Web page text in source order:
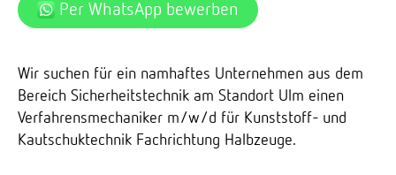
Per WhatsApp bewerben
Wir suchen für ein namhaftes Unternehmen aus dem
Bereich Sicherheitstechnik am Standort Ulm einen
Verfahrensmechaniker m/w/d für Kunststoff- und
Kautschuktechnik Fachrichtung Halbzeuge.